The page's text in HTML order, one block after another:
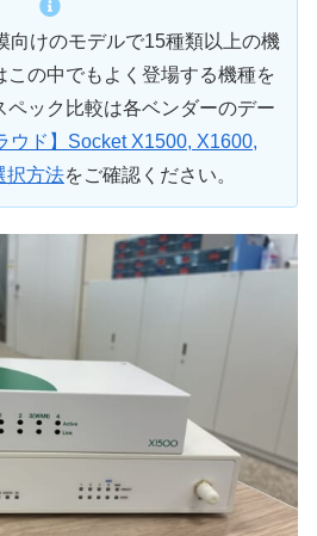
向けのモデルで15種類以上の機
この中でもよく登場する機種を
ペック比較は各ベンダーのデー
ウド】Socket X1500, X1600,
択方法をご確認ください。